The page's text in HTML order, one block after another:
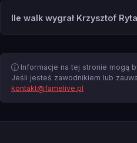
Ile walk wygrał Krzysztof
Informacje na tej stronie mogą
Jeśli jesteś zawodnikiem lub
kontakt@famelive.pl